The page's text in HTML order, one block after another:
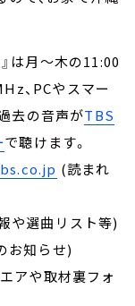
は月～木の11:00
、PCやスマー
去の音声がTBS
で聴けます。
(読まれ
や選曲リスト等)
お知らせ)
アや取材裏フォ